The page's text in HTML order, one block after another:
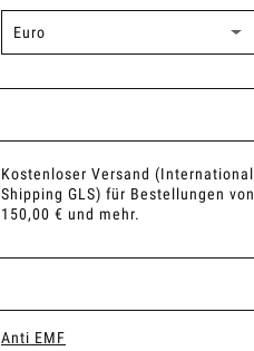
Kostenloser Versand (International
Shipping GLS) für Bestellungen von
150,00 € und mehr.
Anti EMF